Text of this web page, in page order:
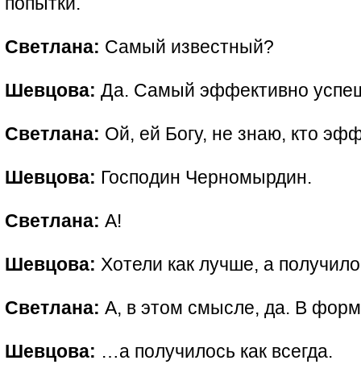
Светлана: Самый известный?
Шевцова: Да. Самый эффективно
Светлана: Ой, ей Богу, не знаю, кто
Шевцова: Господин Черномырдин.
Светлана: А!
Шевцова: Хотели как лучше, а
Светлана: А, в этом смысле, да. В
Шевцова: …а получилось как всегда.